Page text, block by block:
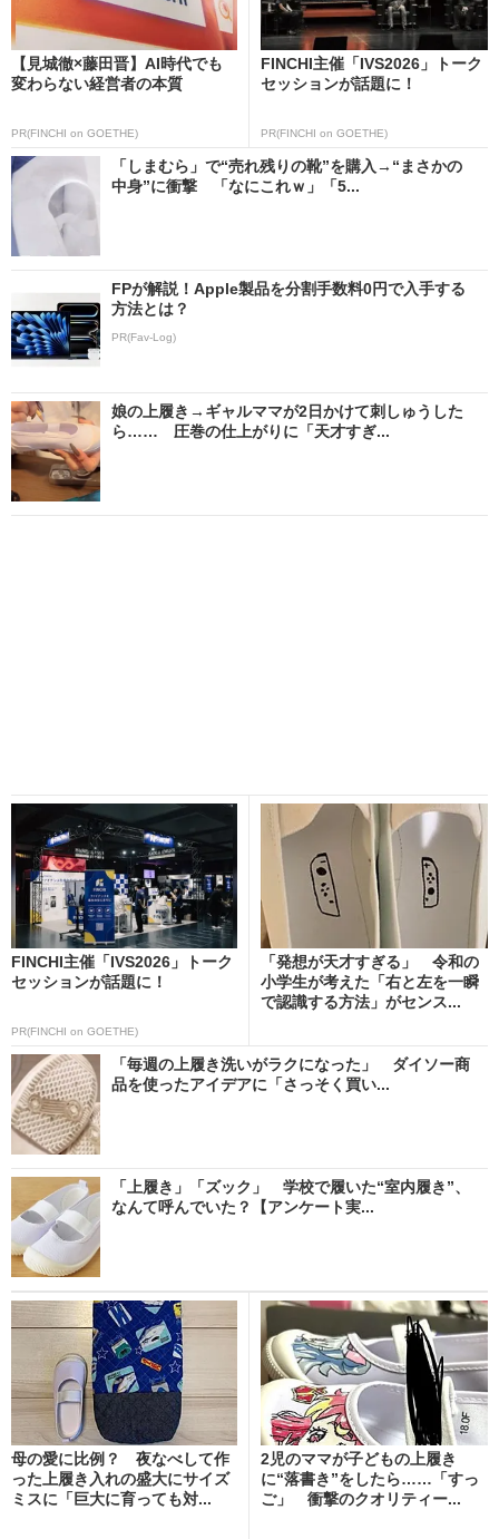
【見城徹×藤田晋】AI時代でも
変わらない経営者の本質
PR(FINCHI on GOETHE)
FINCHI主催「IVS2026」トーク
セッションが話題に！
PR(FINCHI on GOETHE)
「しまむら」で“売れ残りの靴”を購入→“まさかの
中身”に衝撃 「なにこれｗ」「5...
FPが解説！Apple製品を分割手数料0円で入手する
方法とは？
PR(Fav-Log)
娘の上履き→ギャルママが2日かけて刺しゅうした
ら…… 圧巻の仕上がりに「天才すぎ...
FINCHI主催「IVS2026」トーク
セッションが話題に！
PR(FINCHI on GOETHE)
「発想が天才すぎる」 令和の
小学生が考えた「右と左を一瞬
で認識する方法」がセンス...
「毎週の上履き洗いがラクになった」 ダイソー商
品を使ったアイデアに「さっそく買い...
「上履き」「ズック」 学校で履いた“室内履き”、
なんて呼んでいた？【アンケート実...
母の愛に比例？ 夜なべして作
った上履き入れの盛大にサイズ
ミスに「巨大に育っても対...
2児のママが子どもの上履き
に“落書き”をしたら……「すっ
ご」 衝撃のクオリティー...